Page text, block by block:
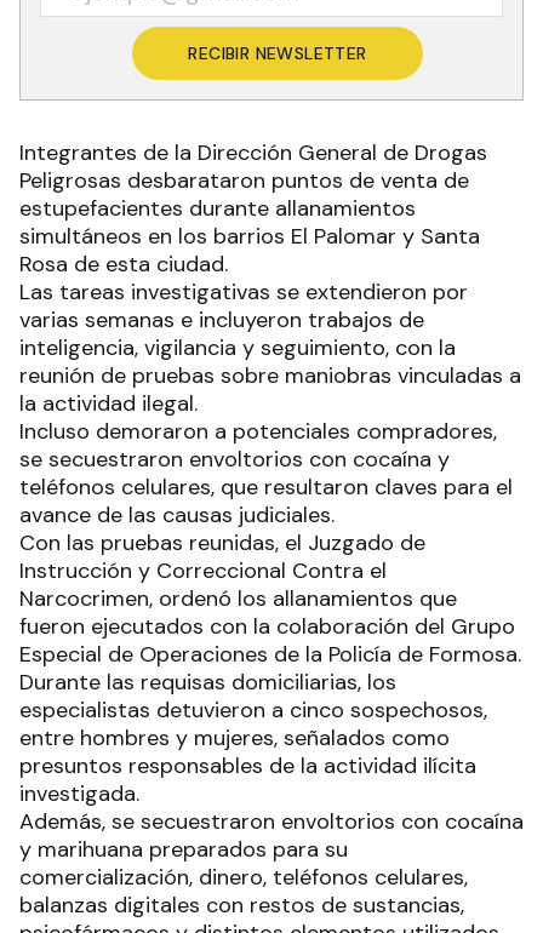
RECIBIR NEWSLETTER
Integrantes de la Dirección General de Drogas
Peligrosas desbarataron puntos de venta de
estupefacientes durante allanamientos
simultáneos en los barrios El Palomar y Santa
Rosa de esta ciudad.
Las tareas investigativas se extendieron por
varias semanas e incluyeron trabajos de
inteligencia, vigilancia y seguimiento, con la
reunión de pruebas sobre maniobras vinculadas a
la actividad ilegal.
Incluso demoraron a potenciales compradores,
se secuestraron envoltorios con cocaína y
teléfonos celulares, que resultaron claves para el
avance de las causas judiciales.
Con las pruebas reunidas, el Juzgado de
Instrucción y Correccional Contra el
Narcocrimen, ordenó los allanamientos que
fueron ejecutados con la colaboración del Grupo
Especial de Operaciones de la Policía de Formosa.
Durante las requisas domiciliarias, los
especialistas detuvieron a cinco sospechosos,
entre hombres y mujeres, señalados como
presuntos responsables de la actividad ilícita
investigada.
Además, se secuestraron envoltorios con cocaína
y marihuana preparados para su
comercialización, dinero, teléfonos celulares,
balanzas digitales con restos de sustancias,